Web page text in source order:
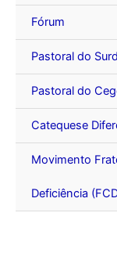
Fórum
Pastoral do
Pastoral do
Catequese
Movimento
Deficiência